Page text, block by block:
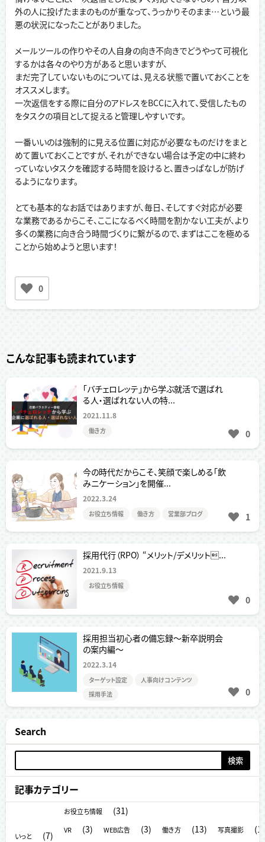
外の人に投げたままのものが重なって、うっかりそのまま…という最
悪の状況になったことがありました。
メールツールの作りやその人自身の向き不向きでどうやって可視化
するかは各々のやり方があると思いますが、
まだ完了していないものについては、見える状態で置いておくことを
オススメします。
一次返信をする際に自分のアドレスをBCCに入れて、受信したもの
をタスクの項目として捉えると管理しやすいです。
一番いいのは強制的に見える位置に対応が必要なものだけをまと
めて置いておくことですが、それができない場合は予定の中に終わ
っていないタスクを確認する時間を設けると、置きっぱなしが防げ
るようになります。
とても基本的なお話ではありますが、毎日、そしてすぐ対応が必要
な業務であるからこそ、ここになるべく時間を割かない工夫が、より
多くの業務に向き合う時間づくりに繋がるので、まずはここを極める
ことから始めようと思います！
0
こんな記事も読まれています
「バチェロレッテ」から学ぶ就活で選ばれ
る人・選ばれない人の特...
2021.11.8
働き方 0
今の時代だからこそ、笑顔で楽しめる「飲
みニケーション」を開催...
2022.3.24
お役立ち情報 働き方 営業部ブログ 1
採用代行（RPO） “メリット/デメリット...
2021.9.13
お役立ち情報
0
採用担当初心者の備忘録〜新卒説明会
の案内編〜
2022.3.14
ターゲット設定
人事向けコンテンツ
採用手法
0
Search
記事カテゴリー
いっと (7)
お役立ち情報 (31)
VR (3) WEB広告 (3) 働き方 (13) 写真撮影 (1)